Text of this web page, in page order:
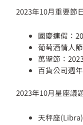
2023年10月重要節
國慶連假：
葡萄酒情人
萬聖節：
百貨公司週
2023年10月星座議
天秤座